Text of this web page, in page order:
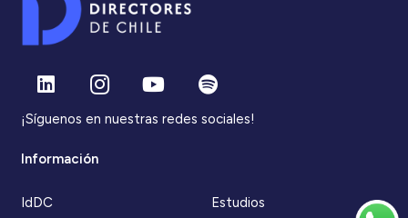
¡Síguenos en nuestras redes sociales!
Información
IdDC Estudios